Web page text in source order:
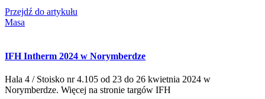
Przejdź do artykułu
Masa
IFH Intherm 2024 w Norymberdze
Hala 4 / Stoisko nr 4.105 od 23 do 26 kwietnia 2024 w
Norymberdze. Więcej na stronie targów IFH